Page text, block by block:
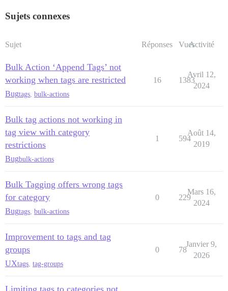
Sujets connexes
Sujet Réponses VuesActivité
Bulk Action ‘Append Tags’ not
working when tags are restricted
Bugtags bulk-actions
16 1383
Avril 12,
2024
Bulk tag actions not working in
tag view with category
restrictions
Bugbulk-actions
1 594
Août 14,
2019
Bulk Tagging offers wrong tags
for category
Bugtags bulk-actions
0 229
Mars 16,
2024
Improvement to tags and tag
groups
UXtags tag-groups
0 78
Janvier 9,
2026